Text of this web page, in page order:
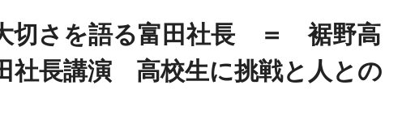
切さを語る富田社長 ＝ 裾野高
社長講演 高校生に挑戦と人との